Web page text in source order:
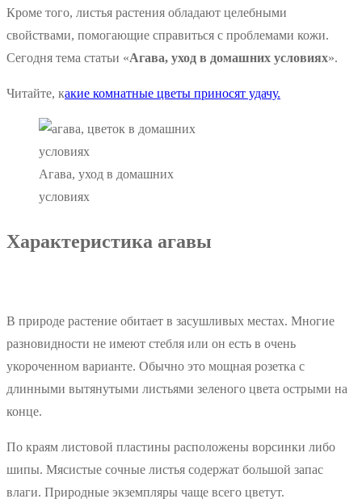
Кроме того, листья растения обладают целебными
свойствами, помогающие справиться с проблемами кожи.
Сегодня тема статьи «Агава, уход в домашних условиях».
Читайте, какие комнатные цветы приносят удачу.
Агава, уход в домашних
условиях
Характеристика агавы
В природе растение обитает в засушливых местах. Многие
разновидности не имеют стебля или он есть в очень
укороченном варианте. Обычно это мощная розетка с
длинными вытянутыми листьями зеленого цвета острыми на
конце.
По краям листовой пластины расположены ворсинки либо
шипы. Мясистые сочные листья содержат большой запас
влаги. Природные экземпляры чаще всего цветут.